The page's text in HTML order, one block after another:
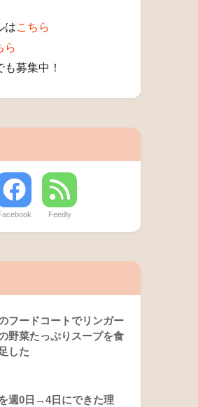
はこちら
ら
募集中！
Feedly
フードコートでリンガー
野菜たっぷりスープを食
した
週0日→4日にできた理